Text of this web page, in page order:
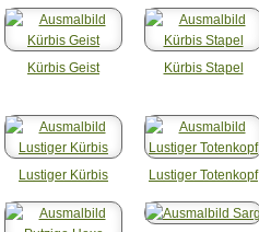
Kürbis Geist Kürbis Stapel
Lustiger Kürbis Lustiger Totenkopf